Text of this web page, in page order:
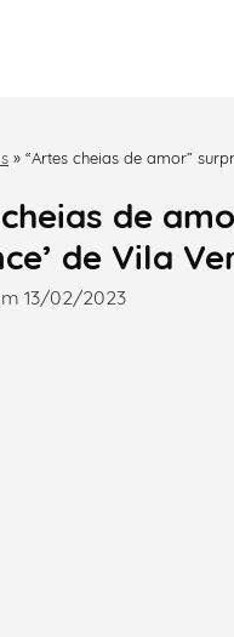
» “Artes cheias de amor”
de
de Vila
13/02/2023